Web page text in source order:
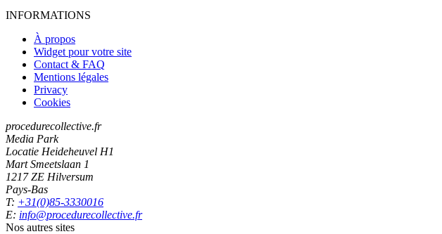
INFORMATIONS
À propos
Widget pour votre site
Contact & FAQ
Mentions légales
Privacy
Cookies
procedurecollective.fr
Media Park
Locatie Heideheuvel H1
Mart Smeetslaan 1
1217 ZE Hilversum
Pays-Bas
T: +31(0)85-3330016
E: info@procedurecollective.fr
Nos autres sites